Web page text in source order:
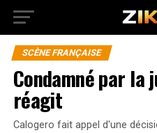
SCÈNE FRANÇAISE
Condamné par la
réagit
Calogero fait appel d'une